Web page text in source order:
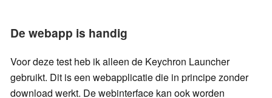
De webapp is handig
Voor deze test heb ik alleen de Keychron Launcher
gebruikt. Dit is een webapplicatie die in principe zonder
download werkt. De webinterface kan ook worden